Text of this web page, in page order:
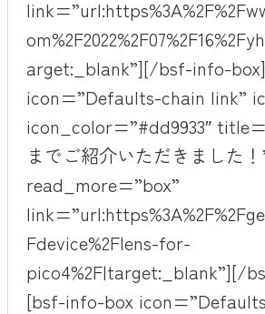
arget:_blank”][/bsf-info-
icon=”Defaults-chain link”
icon_color=”#dd9933″
までご紹介いただきました！
read_more=”box”
Fdevice%2Flens-for-
pico4%2F|target:_blank”][/
[bsf-info-box